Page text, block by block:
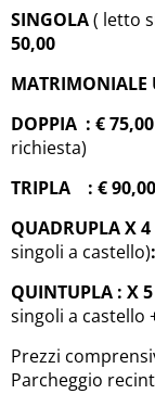
SINGOLA( letto
50,00
MATRIMONIALE
DOPPIA : € 75,00
richiesta)
TRIPLA : € 90,00
QUADRUPLA X 4
singoli a castello):
QUINTUPLA : X 5
singoli a castello
Prezzi
Parcheggio